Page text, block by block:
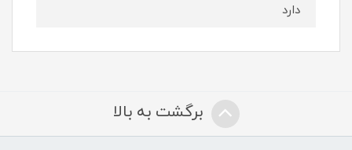
دارد
برگشت به بالا